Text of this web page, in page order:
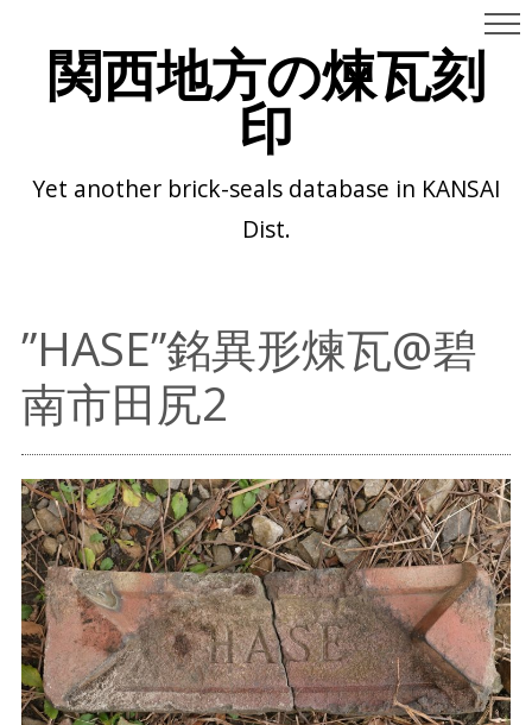
関西地方の煉瓦刻
印
Yet another brick-seals database in KANSAI
Dist.
”HASE”銘異形煉瓦@碧
南市田尻2